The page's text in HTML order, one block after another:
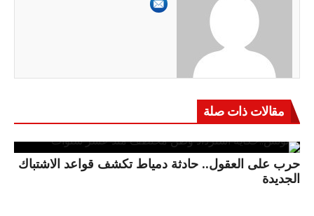
مقالات ذات صلة
حرب على العقول.. حادثة دمياط تكشف قواعد الاشتباك
الجديدة